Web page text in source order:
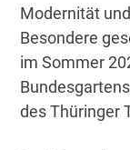
Modernität
Besondere
im Sommer
des Thüringer